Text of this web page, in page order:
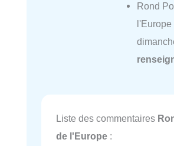
Rond
Liste des commentaires
de l'Europe :